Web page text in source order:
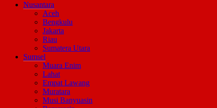
Nusantara
Aceh
Bengkulu
Jakarta
Riau
Sumatera Utara
Sumsel
Muara Enim
Lahat
Empat Lawang
Muratara
Musi Banyuasin